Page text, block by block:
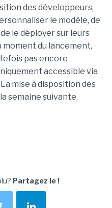
des développeurs,
le modèle, de
le déployer sur leurs
du lancement,
pas encore
accessible via
mise à disposition des
semaine suivante,
Partagez le !